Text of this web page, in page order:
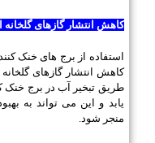
کاهش انتشار گازهای گلخانه
استفاده از برج های خنک
کاهش انتشار گازهای
طریق تبخیر آب در برج خنک
یابد و این می تواند به
منجر شود.